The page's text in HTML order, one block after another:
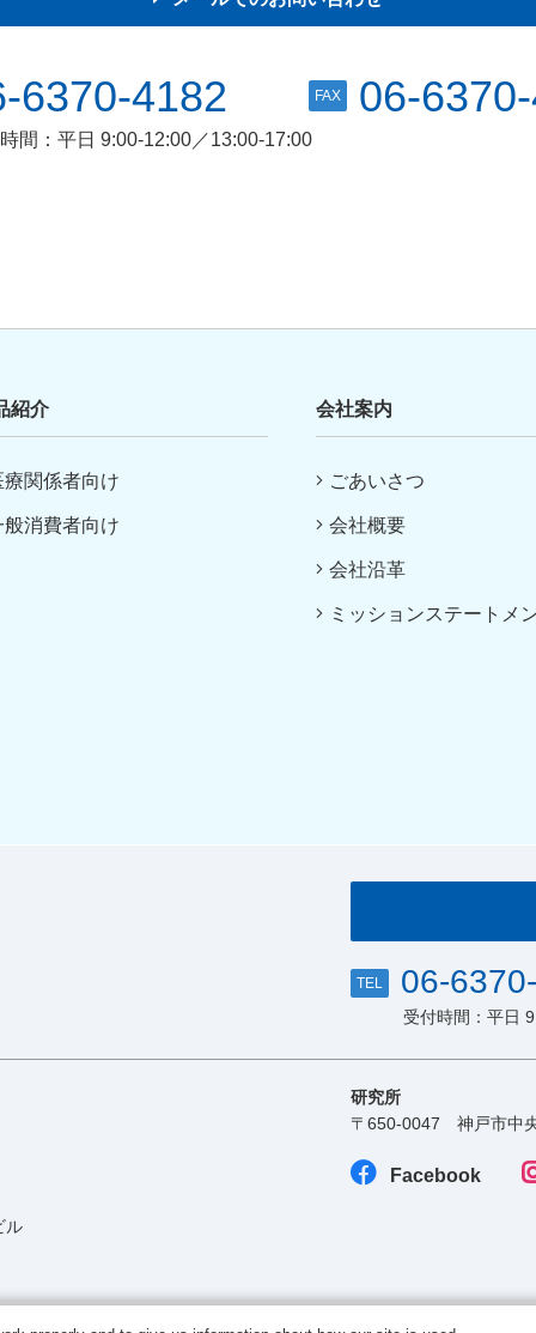
6370-4182 FAX 06-
間：平日 9:00-12:00／13:00-17:00
紹介
療関係者向け
般消費者向け
会社案内
ごあいさつ
会社概要
会社沿革
ミッションステートメ
TEL 06-
受付時間：平日
ル
研究所
〒650-0047 神戸市中
Facebook